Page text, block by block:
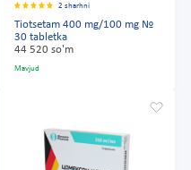
2 sharhni
Tiotsetam 400 mg/100 mg №
30 tabletka
44 520 so'm
Mavjud